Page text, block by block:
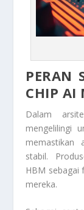
PERAN
CHIP AI
Dalam
mengelilingi
memastikan
stabil.
HBM sebagai
mereka.